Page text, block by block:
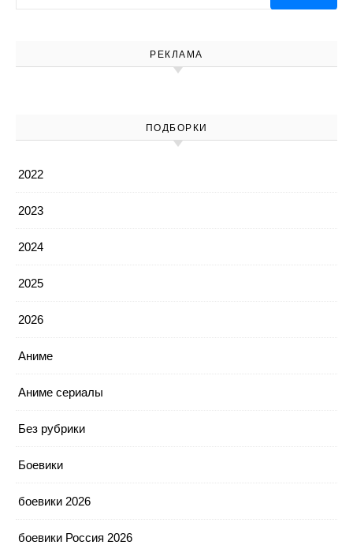
РЕКЛАМА
ПОДБОРКИ
2022
2023
2024
2025
2026
Аниме
Аниме сериалы
Без рубрики
Боевики
боевики 2026
боевики Россия 2026